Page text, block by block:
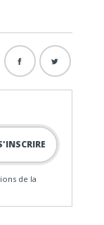
de la